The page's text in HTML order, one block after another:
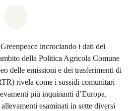
incrociando i dati dei
della Politica Agricola Comune
delle emissioni e dei trasferimenti di
rivela come i sussidi comunitari
più inquinanti d’Europa.
esaminati in sette diversi